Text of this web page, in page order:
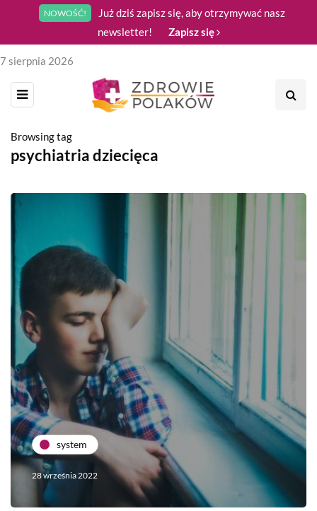
NOWOŚĆ!
Już dziś zapisz się, aby otrzymywać nasz
newsletter!
Zapisz się
7 sierpnia 2026
Browsing tag
psychiatria dziecięca
system
28 września 2022